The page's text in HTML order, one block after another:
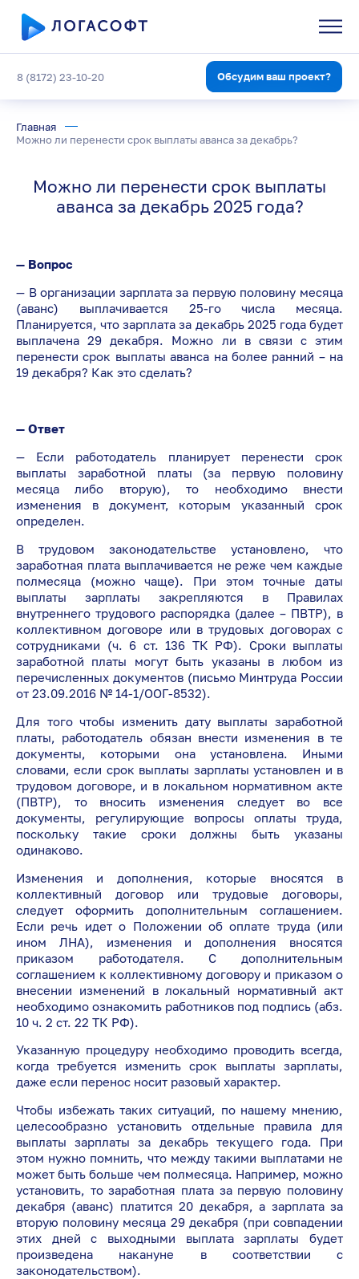
8 (8172) 23-10-20 Обсудим ваш проект?
Главная
Можно ли перенести срок выплаты аванса за декабрь?
Можно ли перенести срок выплаты
аванса за декабрь 2025 года?
— Вопрос
— В организации зарплата за первую половину месяца
(аванс) выплачивается 25-го числа месяца.
Планируется, что зарплата за декабрь 2025 года будет
выплачена 29 декабря. Можно ли в связи с этим
перенести срок выплаты аванса на более ранний – на
19 декабря? Как это сделать?
— Ответ
— Если работодатель планирует перенести срок
выплаты заработной платы (за первую половину
месяца либо вторую), то необходимо внести
изменения в документ, которым указанный срок
определен.
В трудовом законодательстве установлено, что
заработная плата выплачивается не реже чем каждые
полмесяца (можно чаще). При этом точные даты
выплаты зарплаты закрепляются в Правилах
внутреннего трудового распорядка (далее – ПВТР), в
коллективном договоре или в трудовых договорах с
сотрудниками (ч. 6 ст. 136 ТК РФ). Сроки выплаты
заработной платы могут быть указаны в любом из
перечисленных документов (письмо Минтруда России
от 23.09.2016 № 14-1/ООГ-8532).
Для того чтобы изменить дату выплаты заработной
платы, работодатель обязан внести изменения в те
документы, которыми она установлена. Иными
словами, если срок выплаты зарплаты установлен и в
трудовом договоре, и в локальном нормативном акте
(ПВТР), то вносить изменения следует во все
документы, регулирующие вопросы оплаты труда,
поскольку такие сроки должны быть указаны
одинаково.
Изменения и дополнения, которые вносятся в
коллективный договор или трудовые договоры,
следует оформить дополнительным соглашением.
Если речь идет о Положении об оплате труда (или
ином ЛНА), изменения и дополнения вносятся
приказом работодателя. С дополнительным
соглашением к коллективному договору и приказом о
внесении изменений в локальный нормативный акт
необходимо ознакомить работников под подпись (абз.
10 ч. 2 ст. 22 ТК РФ).
Указанную процедуру необходимо проводить всегда,
когда требуется изменить срок выплаты зарплаты,
даже если перенос носит разовый характер.
Чтобы избежать таких ситуаций, по нашему мнению,
целесообразно установить отдельные правила для
выплаты зарплаты за декабрь текущего года. При
этом нужно помнить, что между такими выплатами не
может быть больше чем полмесяца. Например, можно
установить, то заработная плата за первую половину
декабря (аванс) платится 20 декабря, а зарплата за
вторую половину месяца 29 декабря (при совпадении
этих дней с выходными выплата зарплаты будет
произведена накануне в соответствии с
законодательством).